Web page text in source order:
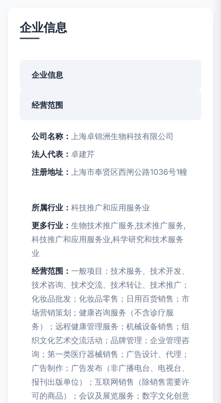
企业信息
企业信息
经营范围
公司名称： 上海卓锦洲生物科技有限公司
法人代表： 卓建芹
注册地址： 上海市奉贤区西闸公路1036号1幢
所属行业： 科技推广和应用服务业
更多行业： 生物技术推广服务,技术推广服务,
科技推广和应用服务业,科学研究和技术服务
业
经营范围： 一般项目：技术服务、技术开发、
技术咨询、技术交流、技术转让、技术推广；
化妆品批发；化妆品零售；日用百货销售；市
场营销策划；健康咨询服务（不含诊疗服
务）；远程健康管理服务；机械设备销售；组
织文化艺术交流活动；品牌管理；企业管理咨
询；第一类医疗器械销售；广告设计、代理；
广告制作；广告发布（非广播电台、电视台、
报刊出版单位）；互联网销售（除销售需要许
可的商品）；会议及展览服务；数字文化创意